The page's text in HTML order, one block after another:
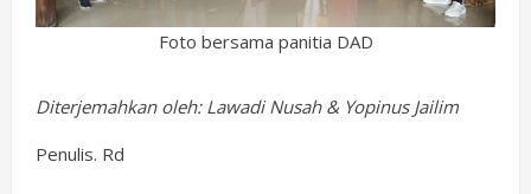
Foto bersama panitia DAD
Diterjemahkan oleh: Lawadi Nusah & Yopinus Jailim
Penulis. Rd